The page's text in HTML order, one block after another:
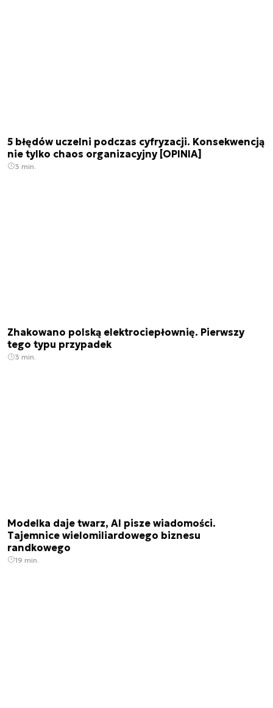
5 błędów uczelni podczas cyfryzacji. Konsekwencją
nie tylko chaos organizacyjny [OPINIA]
3 min.
Zhakowano polską elektrociepłownię. Pierwszy
tego typu przypadek
3 min.
Modelka daje twarz, AI pisze wiadomości.
Tajemnice wielomiliardowego biznesu
randkowego
19 min.